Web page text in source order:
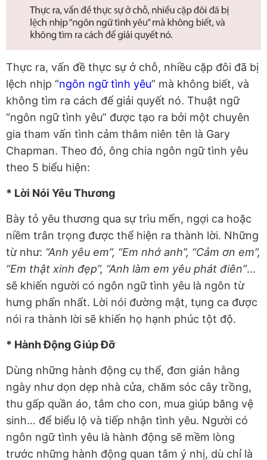
Thực ra, vấn đề thực sự ở chỗ, nhiều cặp đôi đã bị
lệch nhịp “ngôn ngữ tình yêu” mà không biết, và
không tìm ra cách để giải quyết nó. Thuật ngữ
“ngôn ngữ tình yêu” được tạo ra bởi một chuyên
gia tham vấn tình cảm thâm niên tên là Gary
Chapman. Theo đó, ông chia ngôn ngữ tình yêu
theo 5 biểu hiện:
* Lời Nói Yêu Thương
Bày tỏ yêu thương qua sự trìu mến, ngợi ca hoặc
niềm trân trọng được thể hiện ra thành lời. Những
từ như: “Anh yêu em”, “Em nhớ anh”, “Cảm ơn em”,
“Em thật xinh đẹp”, “Anh làm em yêu phát điên”…
sẽ khiến người có ngôn ngữ tình yêu là ngôn từ
hưng phấn nhất. Lời nói đường mật, tụng ca được
nói ra thành lời sẽ khiến họ hạnh phúc tột độ.
* Hành Động Giúp Đỡ
Dùng những hành động cụ thể, đơn giản hằng
ngày như dọn dẹp nhà cửa, chăm sóc cây trồng,
thu gấp quần áo, tắm cho con, mua giúp băng vệ
sinh… để biểu lộ và tiếp nhận tình yêu. Người có
ngôn ngữ tình yêu là hành động sẽ mềm lòng
trước những hành động quan tâm ý nhị, dù chỉ là